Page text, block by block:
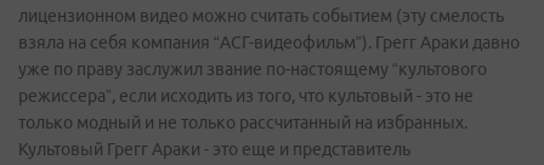
лицензионном видео можно считать событием (эту смелость
взяла на себя компания “АСГ-видеофильм”). Грегг Араки давно
уже по праву заслужил звание по-настоящему “культового
режиссера”, если исходить из того, что культовый - это не
только модный и не только рассчитанный на избранных.
Культовый Грегг Араки - это еще и представитель